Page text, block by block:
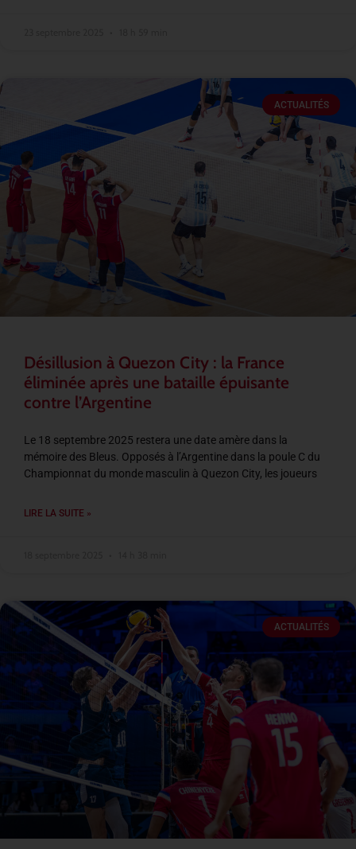
ACTUALITÉS
Désillusion à Quezon City : la France
éliminée après une bataille épuisante
contre l’Argentine
Le 18 septembre 2025 restera une date amère dans la
mémoire des Bleus. Opposés à l’Argentine dans la poule C du
Championnat du monde masculin à Quezon City, les joueurs
LIRE LA SUITE »
ACTUALITÉS